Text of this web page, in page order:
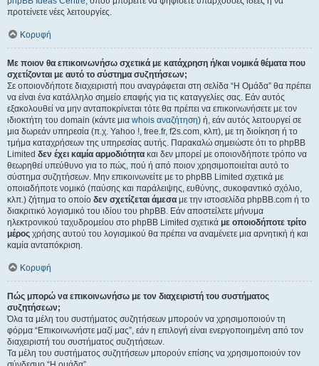
προτείνετε νέες λειτουργίες.
Κορυφή
Με ποιον θα επικοινωνήσω σχετικά με κατάχρηση ή/και νομικά θέματα που
σχετίζονται με αυτό το σύστημα συζητήσεων;
Σε οποιονδήποτε διαχειριστή που αναγράφεται στη σελίδα “Η Ομάδα” θα πρέπει
να είναι ένα κατάλληλο σημείο επαφής για τις καταγγελίες σας. Εάν αυτός
εξακολουθεί να μην ανταποκρίνεται τότε θα πρέπει να επικοινωνήσετε με τον
ιδιοκτήτη του domain (κάντε μια whois αναζήτηση) ή, εάν αυτός λειτουργεί σε
μια δωρεάν υπηρεσία (π.χ. Yahoo !, free.fr, f2s.com, κλπ), με τη διοίκηση ή το
τμήμα καταχρήσεων της υπηρεσίας αυτής. Παρακαλώ σημειώστε ότι το phpBB
Limited δεν έχει καμία αρμοδιότητα και δεν μπορεί με οποιονδήποτε τρόπο να
θεωρηθεί υπεύθυνο για το πώς, πού ή από ποιον χρησιμοποιείται αυτό το
σύστημα συζητήσεων. Μην επικοινωνείτε με το phpBB Limited σχετικά με
οποιαδήποτε νομικό (παύσης και παράλειψης, ευθύνης, συκοφαντικό σχόλιο,
κλπ.) ζήτημα το οποίο δεν σχετίζεται άμεσα με την ιστοσελίδα phpBB.com ή το
διακριτικό λογισμικό του ιδίου του phpBB. Εάν αποστείλετε μήνυμα
ηλεκτρονικού ταχυδρομείου στο phpBB Limited σχετικά με οποιοδήποτε τρίτο
μέρος χρήσης αυτού του λογισμικού θα πρέπει να αναμένετε μια αρνητική ή και
καμία ανταπόκριση.
Κορυφή
Πώς μπορώ να επικοινωνήσω με τον διαχειριστή του συστήματος
συζητήσεων;
Όλα τα μέλη του συστήματος συζητήσεων μπορούν να χρησιμοποιούν τη
φόρμα “Επικοινωνήστε μαζί μας”, εάν η επιλογή είναι ενεργοποιημένη από τον
διαχειριστή του συστήματος συζητήσεων.
Τα μέλη του συστήματος συζητήσεων μπορούν επίσης να χρησιμοποιούν τον